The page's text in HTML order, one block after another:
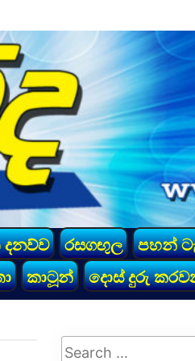
දනව්ව රසගඟුල පහන්
කාටූන් දොස් දුරු